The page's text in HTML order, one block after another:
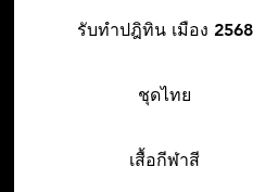
รับทำปฎิทิน เมือง 2568
ชุดไทย
เสื้อกีฬาสี